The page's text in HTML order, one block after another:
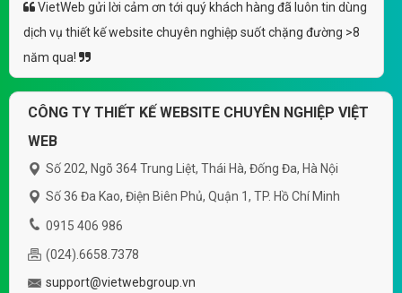
VietWeb gửi lời cảm ơn tới quý khách hàng đã luôn tin dùng
dịch vụ thiết kế website chuyên nghiệp suốt chặng đường >8
năm qua!
CÔNG TY THIẾT KẾ WEBSITE CHUYÊN NGHIỆP VIỆT
WEB
Số 202, Ngõ 364 Trung Liệt, Thái Hà, Đống Đa, Hà Nội
Số 36 Đa Kao, Điện Biên Phủ, Quận 1, TP. Hồ Chí Minh
0915 406 986
(024).6658.7378
support@vietwebgroup.vn